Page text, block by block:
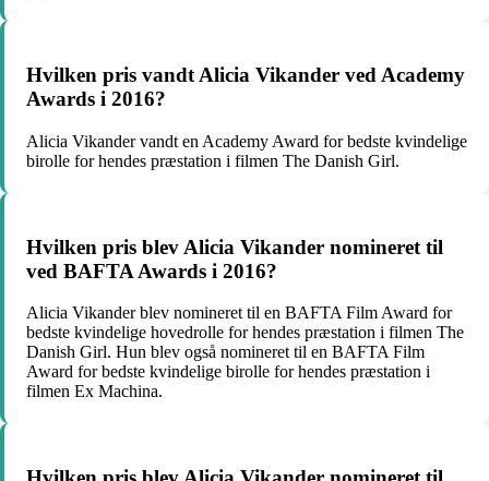
Hvilken pris vandt Alicia Vikander ved Academy
Awards i 2016?
Alicia Vikander vandt en Academy Award for bedste kvindelige
birolle for hendes præstation i filmen The Danish Girl.
Hvilken pris blev Alicia Vikander nomineret til
ved BAFTA Awards i 2016?
Alicia Vikander blev nomineret til en BAFTA Film Award for
bedste kvindelige hovedrolle for hendes præstation i filmen The
Danish Girl. Hun blev også nomineret til en BAFTA Film
Award for bedste kvindelige birolle for hendes præstation i
filmen Ex Machina.